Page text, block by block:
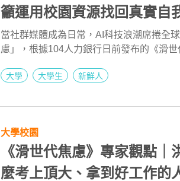
籲運用校園資源找回真實自
當社群媒體成為日常，AI科技浪潮席捲全
慮」，根據104人力銀行日前發布的《滑
輔導中心宋鴻燕主任指出，校園內大一與
理輔導資源，重建真實世界的支持系統。
大學 大學生 新鮮人
大學校園
《滑世代焦慮》專家觀點｜
麼考上頂大、拿到好工作的